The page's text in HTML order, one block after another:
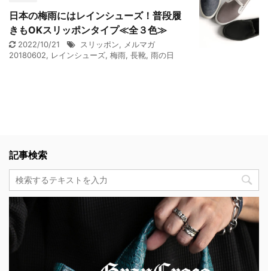
日本の梅雨にはレインシューズ！普段履
きもOKスリッポンタイプ≪全３色≫
2022/10/21 スリッポン, メルマガ
20180602, レインシューズ, 梅雨, 長靴, 雨の日
記事検索